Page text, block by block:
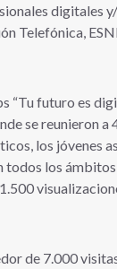
digitales
Telefónica,
“Tu futuro es
se reunieron
los jóvenes
los
de 7.000